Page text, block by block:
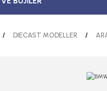
DIECAST MODELLER